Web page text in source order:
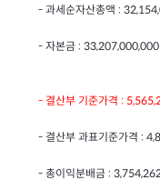
- 과세순자산총액 :
- 자본금 : 33,207,000,000
- 결산부 기준가격 :
- 결산부 과표기준가격 :
- 총이익분배금 :